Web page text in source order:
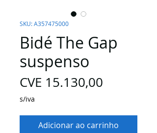
SKU: A357475000
Bidé The Gap
suspenso
CVE 15.130,00
s/iva
Adicionar ao carrinho